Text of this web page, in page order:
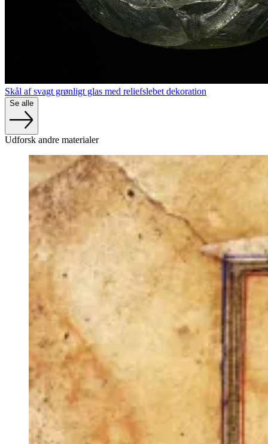
Skål af svagt grønligt glas med reliefslebet dekoration
Se alle
Udforsk andre materialer